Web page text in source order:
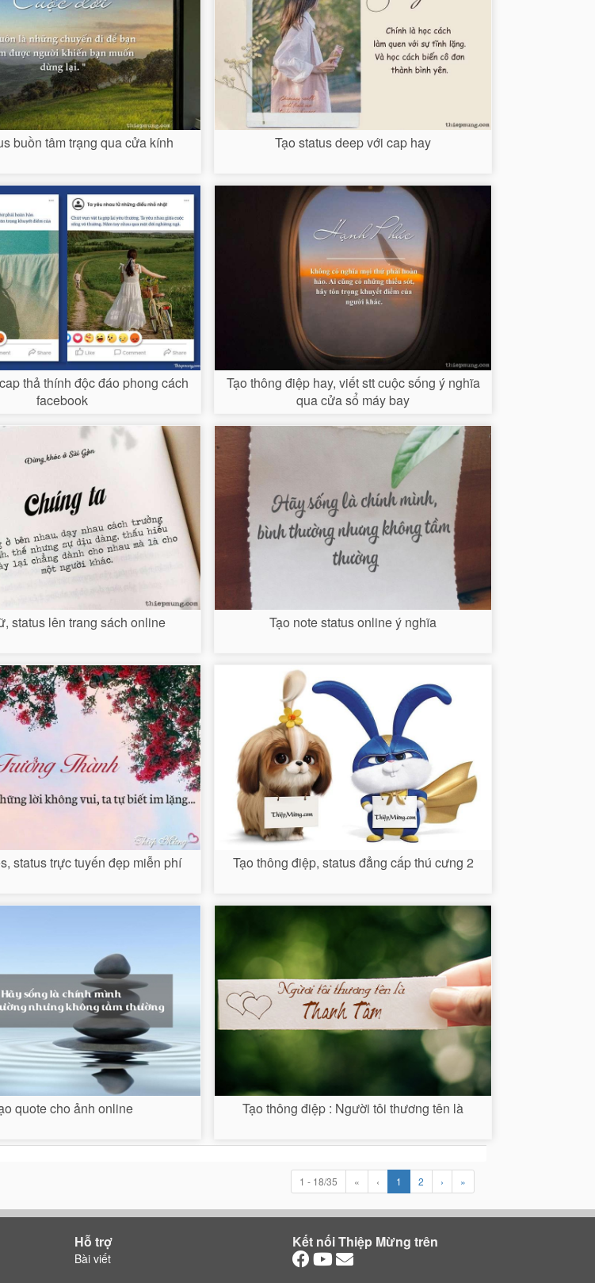
buồn tâm trạng qua cửa kính Tạo status deep với cap hay
thả thính độc đáo phong cách
facebook
Tạo thông điệp hay, viết stt cuộc sống ý nghĩa
qua cửa sổ máy bay
status lên trang sách online Tạo note status online ý nghĩa
status trực tuyến đẹp miễn phí Tạo thông điệp, status đẳng cấp thú cưng 2
quote cho ảnh online Tạo thông điệp : Người tôi thương tên là
1 - 18/35 « ‹ 1 2 › »
Hỗ trợ
Bài viết
Kết nối Thiệp Mừng trên